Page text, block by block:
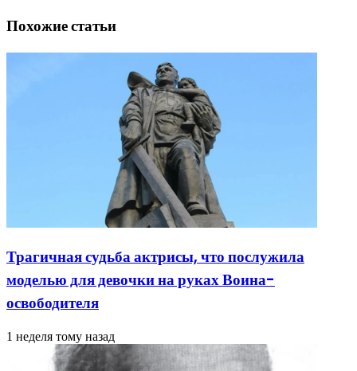
Похожие статьи
Трагичная судьба актрисы, что послужила
моделью для девочки на руках Воина-
освободителя
1 неделя тому назад